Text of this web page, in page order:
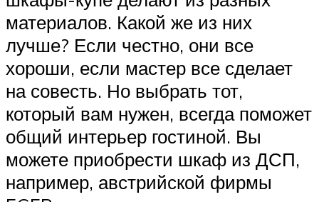
материалов. Какой же из них
лучше? Если честно, они все
хороши, если мастер все сделает
на совесть. Но выбрать тот,
который вам нужен, всегда поможет
общий интерьер гостиной. Вы
можете приобрести шкаф из ДСП,
например, австрийской фирмы